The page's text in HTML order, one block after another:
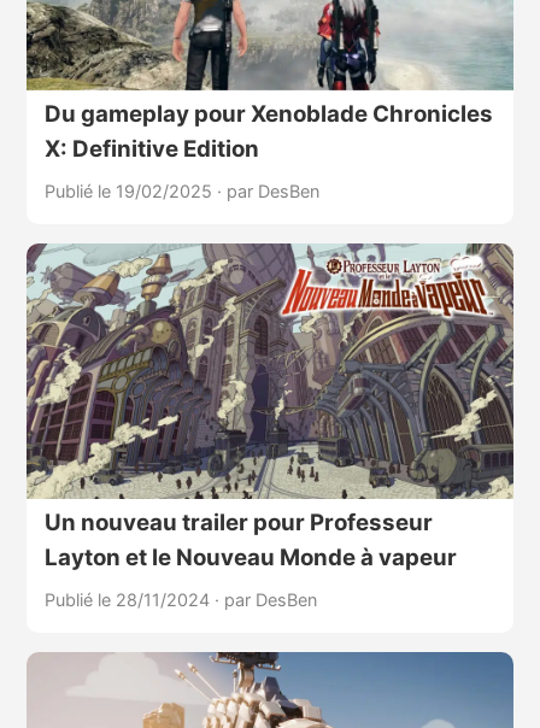
Du gameplay pour Xenoblade Chronicles
X: Definitive Edition
Publié le 19/02/2025 · par DesBen
Un nouveau trailer pour Professeur
Layton et le Nouveau Monde à vapeur
Publié le 28/11/2024 · par DesBen